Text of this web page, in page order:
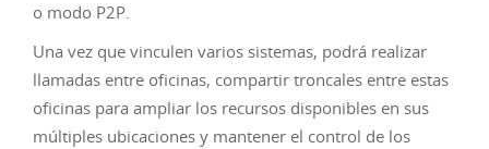
o modo P2P.
Una vez que vinculen varios sistemas, podrá realizar
llamadas entre oficinas, compartir troncales entre estas
oficinas para ampliar los recursos disponibles en sus
múltiples ubicaciones y mantener el control de los